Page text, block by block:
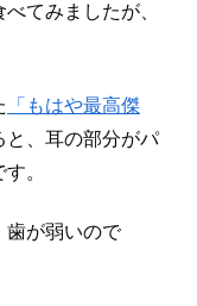
てみましたが、
「もはや最高傑
と、耳の部分がパ
。
歯が弱いので